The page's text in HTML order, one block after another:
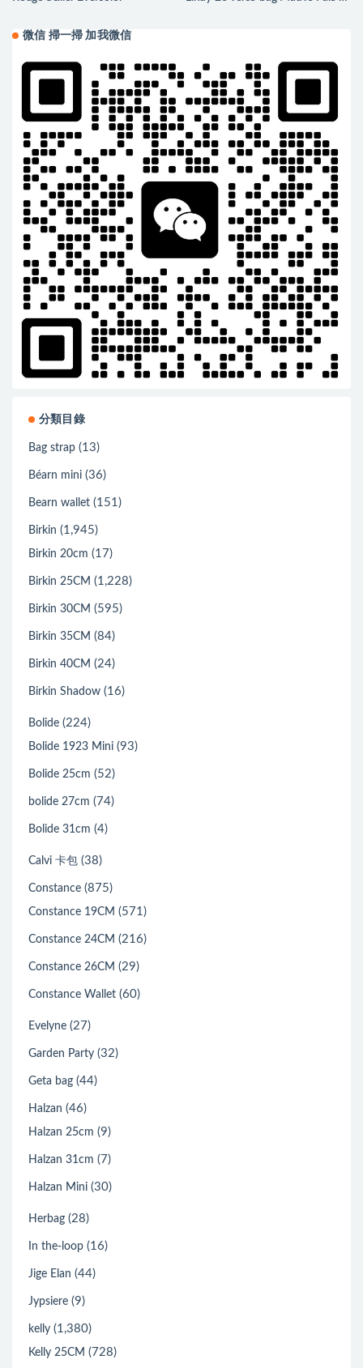
微信 掃一掃 加我微信
分類目錄
Bag strap (13)
Béarn mini (36)
Bearn wallet (151)
Birkin (1,945)
Birkin 20cm (17)
Birkin 25CM (1,228)
Birkin 30CM (595)
Birkin 35CM (84)
Birkin 40CM (24)
Birkin Shadow (16)
Bolide (224)
Bolide 1923 Mini (93)
Bolide 25cm (52)
bolide 27cm (74)
Bolide 31cm (4)
Calvi 卡包 (38)
Constance (875)
Constance 19CM (571)
Constance 24CM (216)
Constance 26CM (29)
Constance Wallet (60)
Evelyne (27)
Garden Party (32)
Geta bag (44)
Halzan (46)
Halzan 25cm (9)
Halzan 31cm (7)
Halzan Mini (30)
Herbag (28)
In the-loop (16)
Jige Elan (44)
Jypsiere (9)
kelly (1,380)
Kelly 25CM (728)